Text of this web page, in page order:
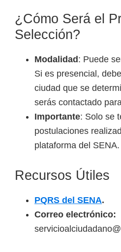
¿Cómo Será el
Selección?
Modalidad: Puede
Si es presencial,
ciudad que se
serás contactado
Importante: Solo se
postulaciones
plataforma del SENA.
Recursos Útiles
PQRS del SENA.
Correo electrónico: